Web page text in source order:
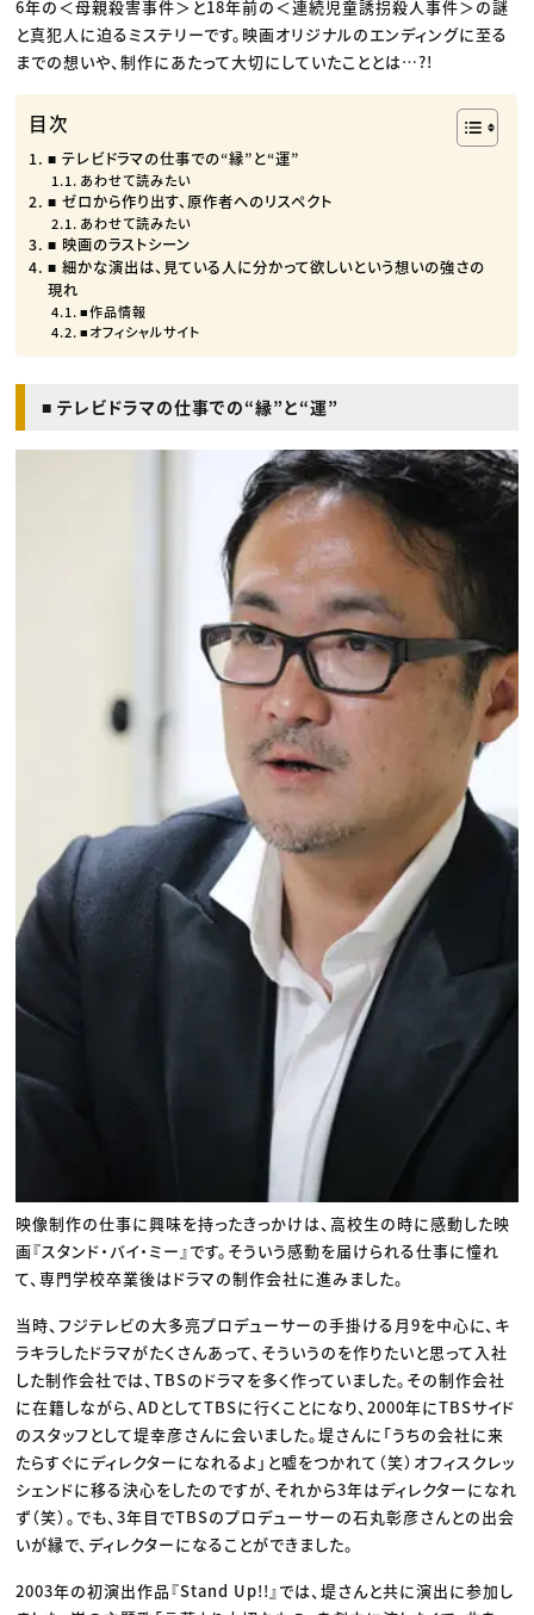
プロフェッショナル×つながる×メディア
6年の＜母親殺害事件＞と18年前の＜連続児童誘拐殺人事件＞の謎
と真犯人に迫るミステリーです。映画オリジナルのエンディングに至る
までの想いや、制作にあたって大切にしていたこととは…?!
目次
■ テレビドラマの仕事での“縁”と“運”
あわせて読みたい
■ ゼロから作り出す、原作者へのリスペクト
あわせて読みたい
■ 映画のラストシーン
■ 細かな演出は、見ている人に分かって欲しいという想いの強さの
現れ
■作品情報
■オフィシャルサイト
■ テレビドラマの仕事での“縁”と“運”
映像制作の仕事に興味を持ったきっかけは、高校生の時に感動した映
画『スタンド・バイ・ミー』です。そういう感動を届けられる仕事に憧れ
て、専門学校卒業後はドラマの制作会社に進みました。
当時、フジテレビの大多亮プロデューサーの手掛ける月9を中心に、キ
ラキラしたドラマがたくさんあって、そういうのを作りたいと思って入社
した制作会社では、TBSのドラマを多く作っていました。その制作会社
に在籍しながら、ADとしてTBSに行くことになり、2000年にTBSサイド
のスタッフとして堤幸彦さんに会いました。堤さんに「うちの会社に来
たらすぐにディレクターになれるよ」と嘘をつかれて（笑）オフィスクレッ
シェンドに移る決心をしたのですが、それから3年はディレクターになれ
ず（笑）。でも、3年目でTBSのプロデューサーの石丸彰彦さんとの出会
いが縁で、ディレクターになることができました。
2003年の初演出作品『Stand Up!!』では、堤さんと共に演出に参加し